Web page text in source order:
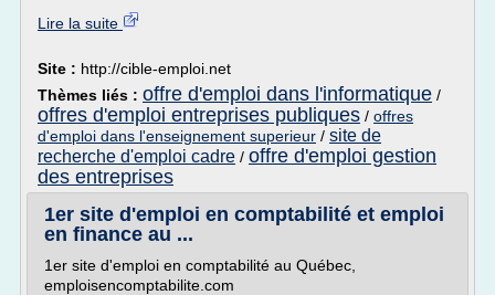
Lire la suite
Site : http://cible-emploi.net
Thèmes liés : offre d'emploi dans l'informatique /
offres d'emploi entreprises publiques / offres
d'emploi dans l'enseignement superieur / site de
recherche d'emploi cadre / offre d'emploi gestion
des entreprises
1er site d'emploi en comptabilité et emploi
en finance au ...
1er site d'emploi en comptabilité au Québec,
emploisencomptabilite.com